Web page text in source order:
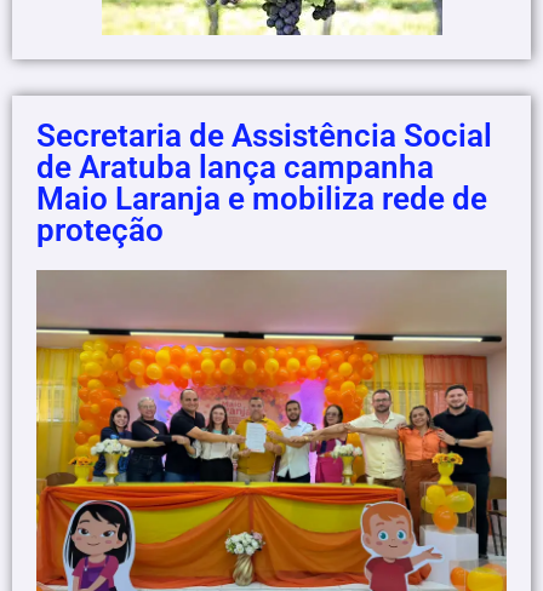
Secretaria de Assistência Social
de Aratuba lança campanha
Maio Laranja e mobiliza rede de
proteção